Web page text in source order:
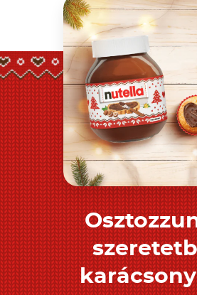
Tudjon meg